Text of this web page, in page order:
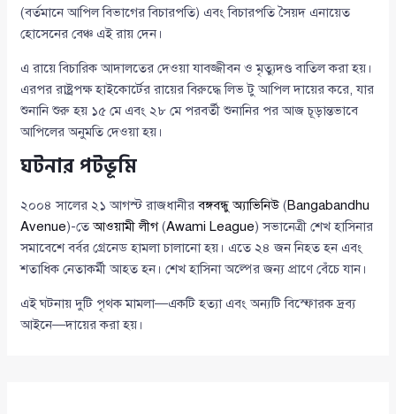
(বর্তমানে আপিল বিভাগের বিচারপতি) এবং বিচারপতি সৈয়দ এনায়েত
হোসেনের বেঞ্চ এই রায় দেন।
এ রায়ে বিচারিক আদালতের দেওয়া যাবজ্জীবন ও মৃত্যুদণ্ড বাতিল করা হয়।
এরপর রাষ্ট্রপক্ষ হাইকোর্টের রায়ের বিরুদ্ধে লিভ টু আপিল দায়ের করে, যার
শুনানি শুরু হয় ১৫ মে এবং ২৮ মে পরবর্তী শুনানির পর আজ চূড়ান্তভাবে
আপিলের অনুমতি দেওয়া হয়।
ঘটনার পটভূমি
২০০৪ সালের ২১ আগস্ট রাজধানীরবঙ্গবন্ধু অ্যাভিনিউ (Bangabandhu
Avenue)-তেআওয়ামী লীগ(Awami League) সভানেত্রী শেখ হাসিনার
সমাবেশে বর্বর গ্রেনেড হামলা চালানো হয়। এতে ২৪ জন নিহত হন এবং
শতাধিক নেতাকর্মী আহত হন। শেখ হাসিনা অল্পের জন্য প্রাণে বেঁচে যান।
এই ঘটনায় দুটি পৃথক মামলা—একটি হত্যা এবং অন্যটি বিস্ফোরক দ্রব্য
আইনে—দায়ের করা হয়।